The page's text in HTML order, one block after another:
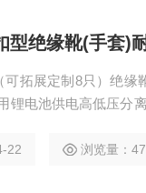
型绝缘靴(手套)
拓展定制8只）绝
锂电池供电高低压分
22 浏览量：